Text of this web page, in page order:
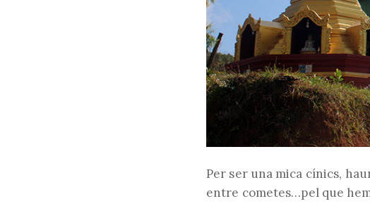
Per ser una mica cínics,
entre cometes…pel que